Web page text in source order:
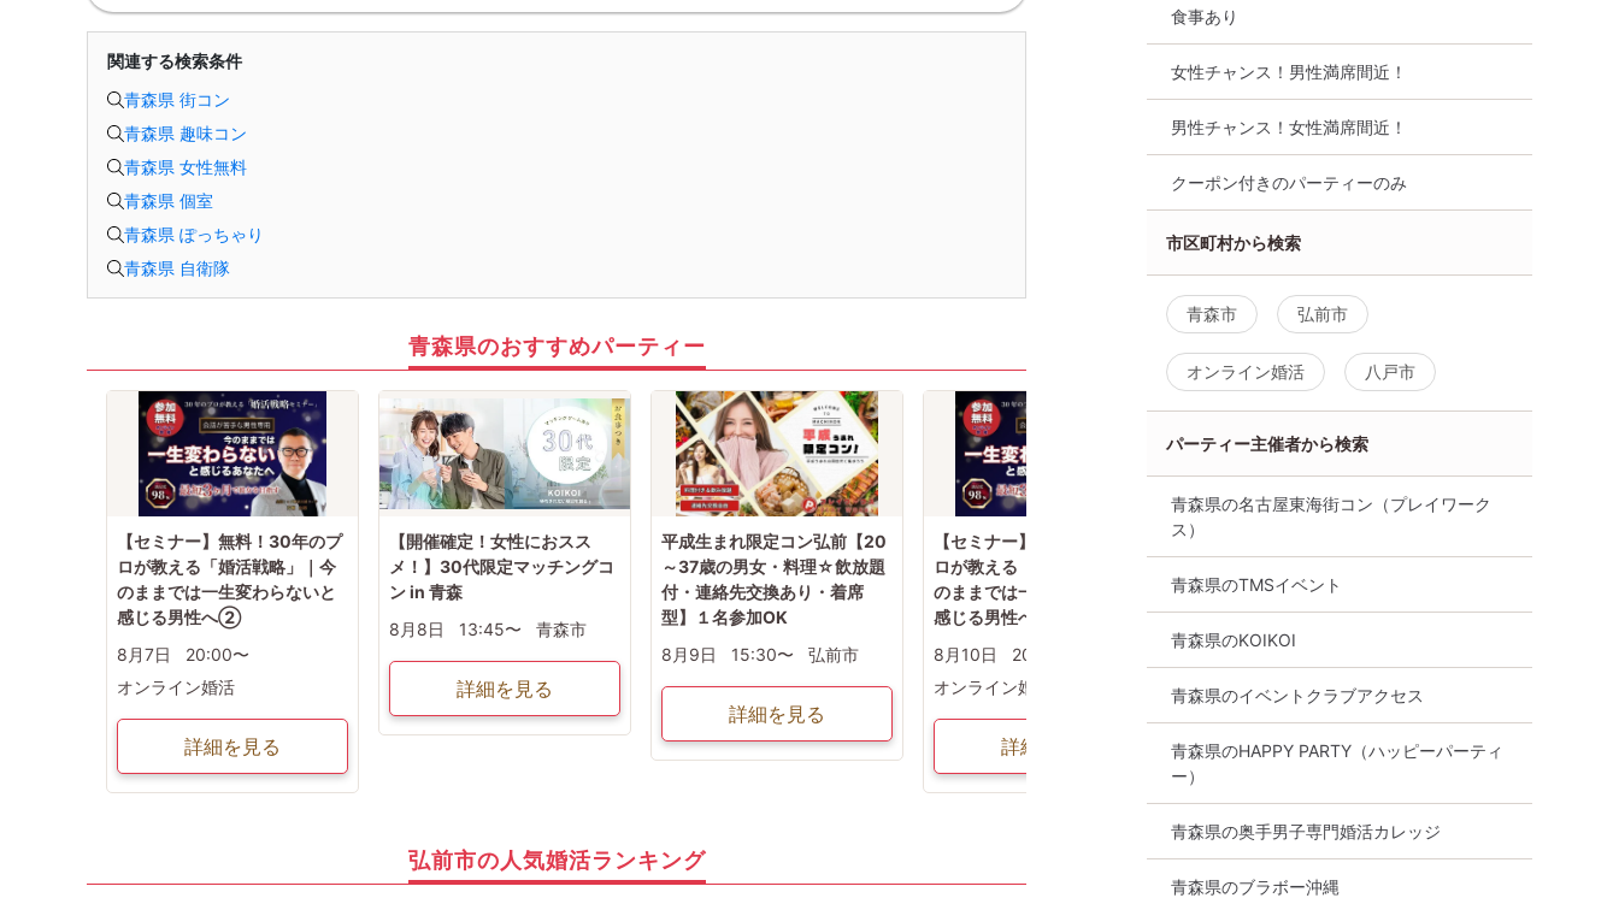
関連する検索条件
青森県 街コン
青森県 趣味コン
青森県 女性無料
青森県 個室
青森県 ぽっちゃり
青森県 自衛隊
青森県のおすすめパーティー
【セミナー】無料！30年のプ
ロが教える「婚活戦略」｜今
のままでは一生変わらないと
感じる男性へ②
8月7日
20:00〜
オンライン婚活
詳細を見る
【開催確定！女性におスス
メ！】30代限定マッチングコ
ン in 青森
8月8日
13:45〜 青森市
詳細を見る
平成生まれ限定コン弘前【20
～37歳の男女・料理☆飲放題
付・連絡先交換あり・着席
型】１名参加OK
8月9日
15:30〜 弘前市
詳細を見る
【セミナー】無料！30年のプ
ロが教える「婚活戦略」｜今
のままでは一生変わらないと
感じる男性へ②
8月10日
20:00〜
オンライン婚活
詳細を見る
長or安定収入男性編】婚活パ
ーティー・街コン ～真剣な
出会い～
詳細を見る
弘前市の人気婚活ランキング
食事あり
女性チャンス！男性満席間近！
男性チャンス！女性満席間近！
クーポン付きのパーティーのみ
市区町村から検索
青森市 弘前市
オンライン婚活 八戸市
パーティー主催者から検索
青森県の名古屋東海街コン（プレイワーク
ス）
青森県のTMSイベント
青森県のKOIKOI
青森県のイベントクラブアクセス
青森県のHAPPY PARTY（ハッピーパーティ
ー）
青森県の奥手男子専門婚活カレッジ
青森県のブラボー沖縄